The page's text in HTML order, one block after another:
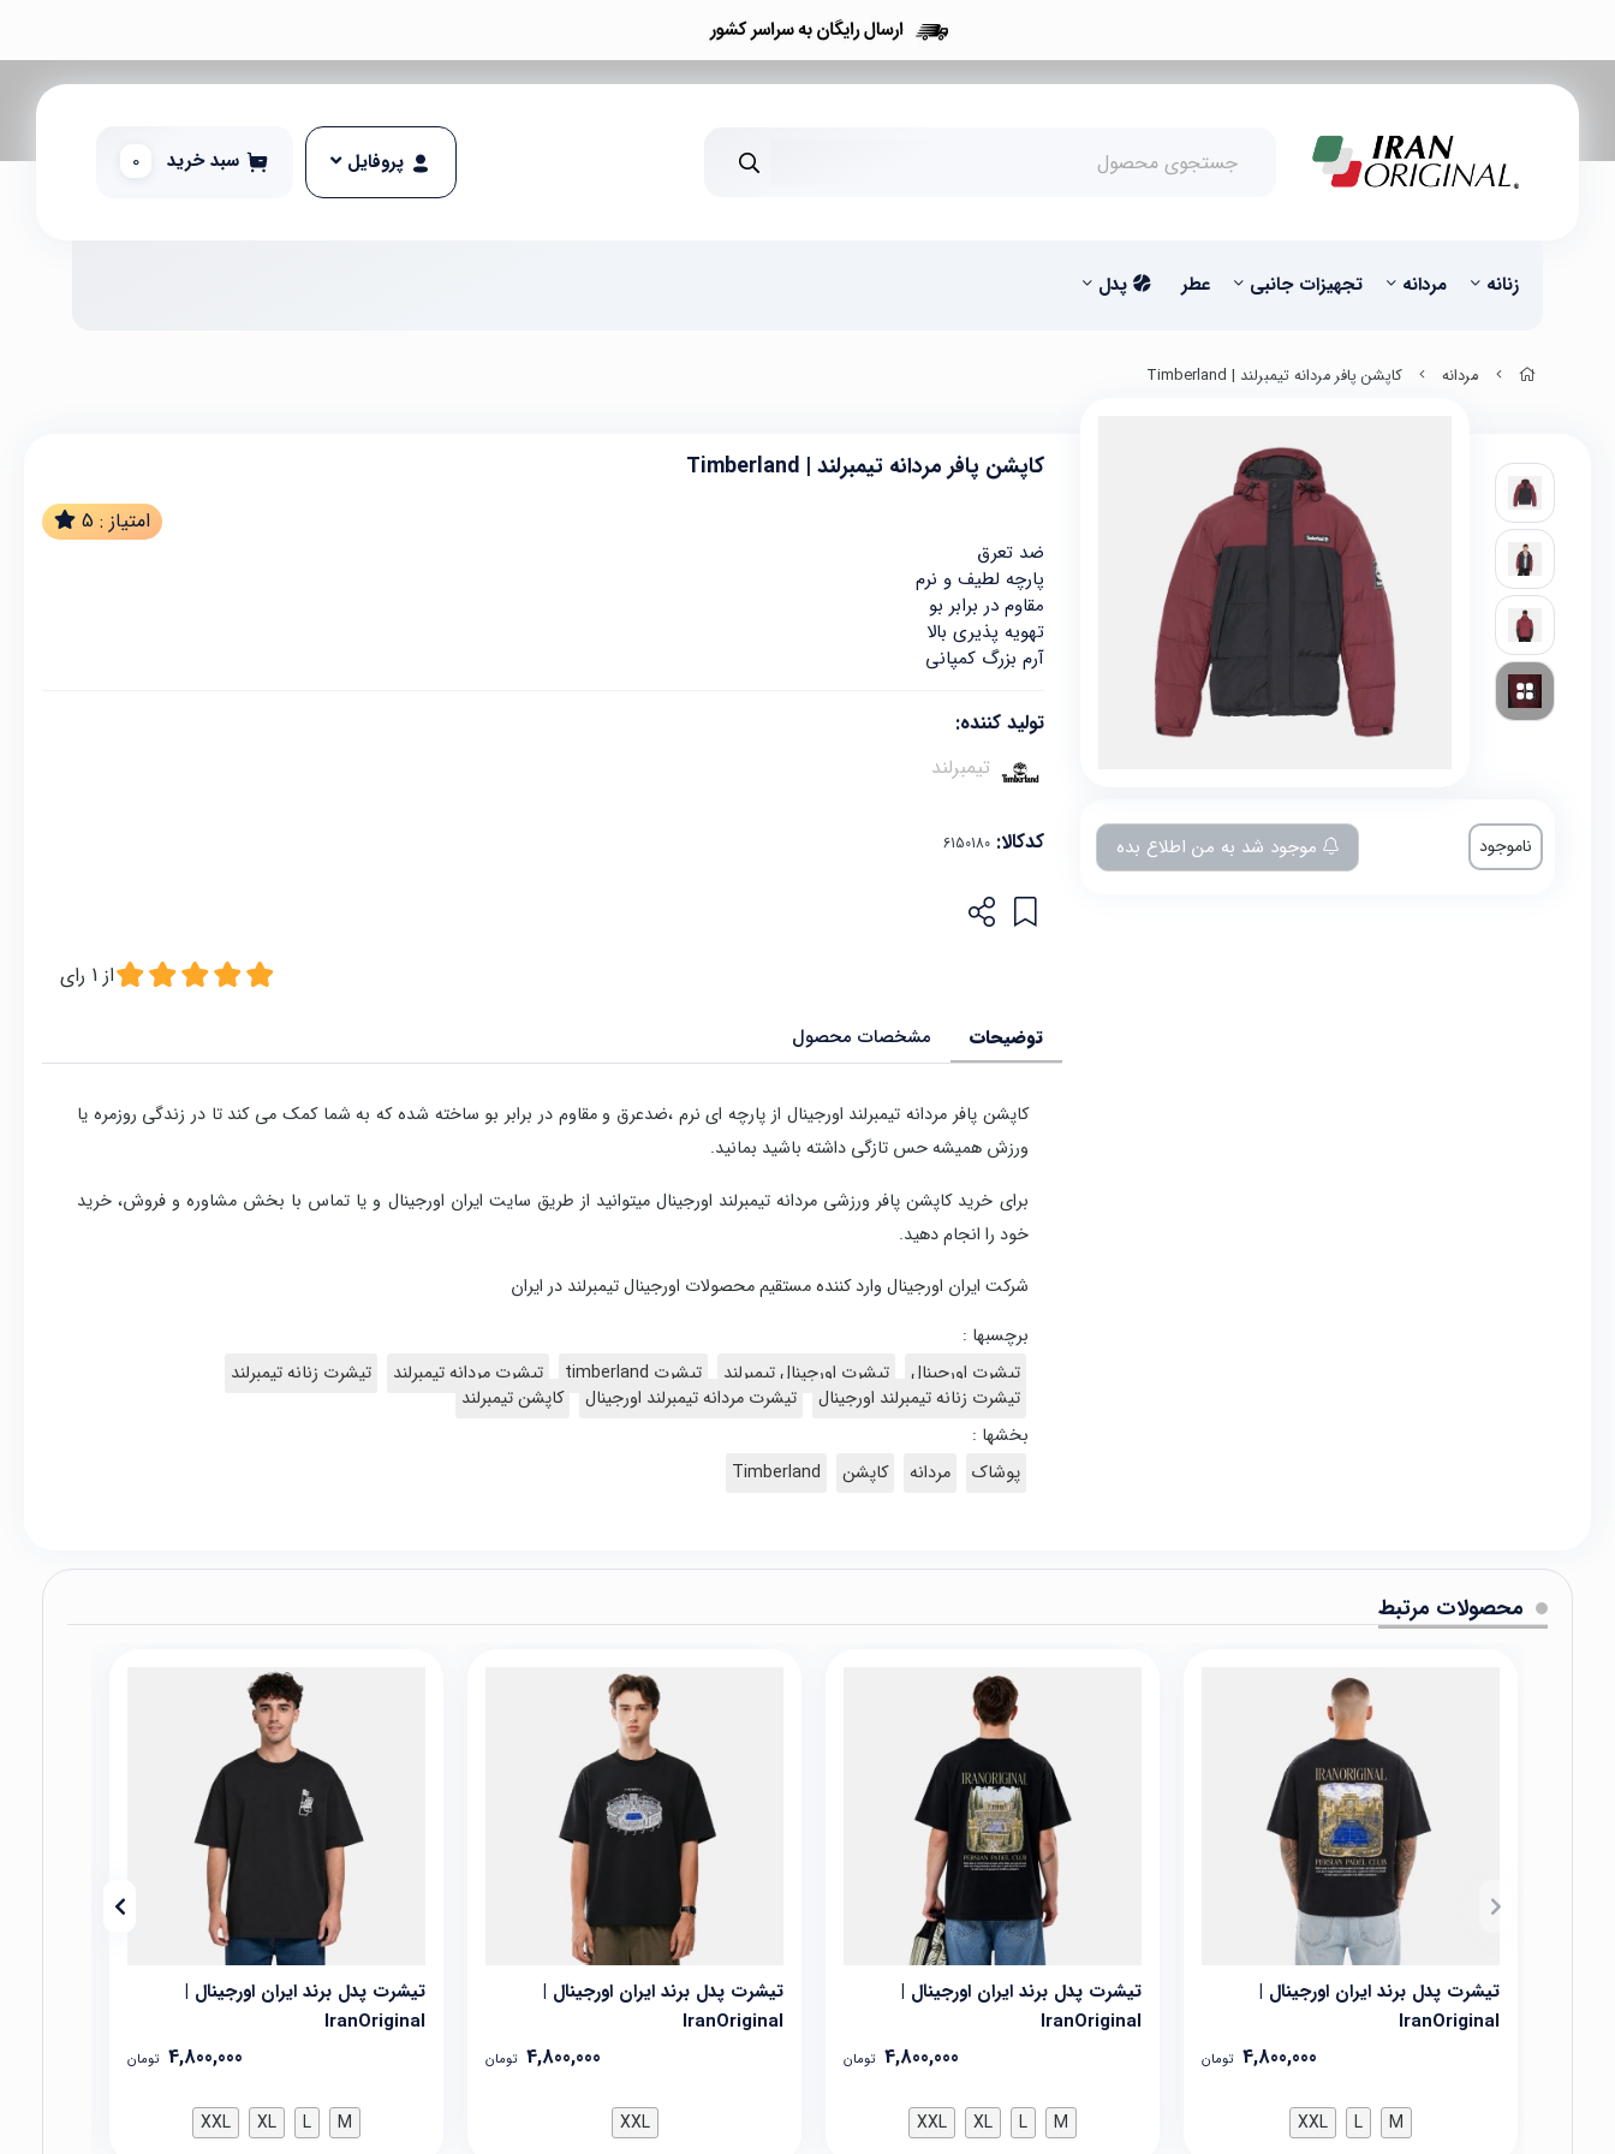
پروفایل سبد خرید 0
زنانه مردانه تجهیزات جانبی عطر پدل
مردانه کاپشن پافر مردانه تیمبرلند | Timberland
ناموجود موجود شد به من اطلاع بده
کاپشن پافر مردانه تیمبرلند | Timberland
امتیاز : 5
ضد تعرق
پارچه لطیف و نرم
مقاوم در برابر بو
تهویه پذیری بالا
آرم بزرگ کمپانی
تولید کننده:
تیمبرلند
کدکالا:
از 1 رای
توضیحات مشخصات محصول
کاپشن پافر مردانه تیمبرلند اورجینال از پارچه ای نرم ،ضدعرق و مقاوم در برابر بو ساخته شده که به شما کمک می کند تا در زندگی روزمره یا
ورزش همیشه حس تازگی داشته باشید بمانید.
برای خرید کاپشن پافر ورزشی مردانه تیمبرلند اورجینال میتوانید از طریق سایت ایران اورجینال و یا تماس با بخش مشاوره و فروش، خرید
خود را انجام دهید.
شرکت ایران اورجینال وارد کننده مستقیم محصولات اورجینال تیمبرلند در ایران
برچسبها :
تیشرت اورجینال
تیشرت اورجینال تیمبرلند تیشرت timberland تیشرت مردانه تیمبرلند
تیشرت زنانه تیمبرلند
تیشرت زنانه تیمبرلند اورجینال
تیشرت مردانه تیمبرلند اورجینال
کاپشن تیمبرلند
بخشها :
پوشاک
مردانه کاپشن Timberland
محصولات مرتبط
تیشرت پدل برند ایران اورجینال |
IranOriginal
4,800,000 تومان
M
L
XXL
تیشرت پدل برند ایران اورجینال |
IranOriginal
4,800,000 تومان
M
L
XL
XXL
تیشرت پدل برند ایران اورجینال |
IranOriginal
4,800,000 تومان
XXL
تیشرت پدل برند ایران اورجینال |
IranOriginal
4,800,000 تومان
M
L
XL
XXL